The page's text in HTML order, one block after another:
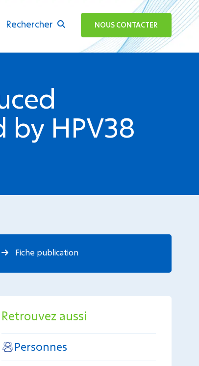
Rechercher
ok NOUS CONTACTER
HPV38
Fiche publication
Retrouvez aussi
Personnes